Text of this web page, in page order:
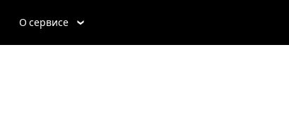
О сервисе